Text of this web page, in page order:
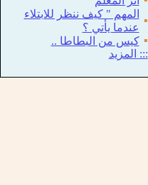
▪
المهم " كيف ننظر للابتلاء
عندما يأتي ؟
▪ كيس من البطاطا ..
::: المزيد